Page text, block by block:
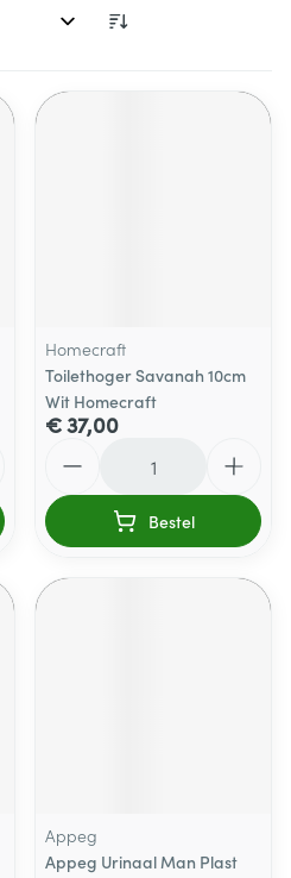
Homecraft
Toilethoger Savanah 10cm
Wit Homecraft
€ 37,00
Bestel
Appeg
Appeg Urinaal Man Plast